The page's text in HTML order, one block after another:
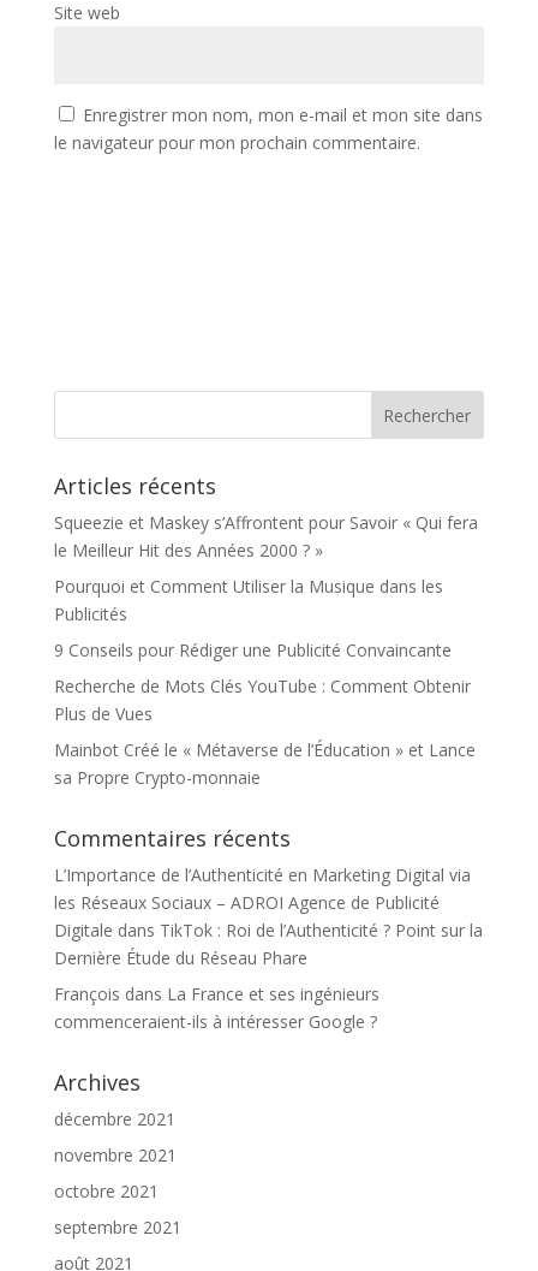
Site web
Enregistrer mon nom, mon e-mail et mon site dans
le navigateur pour mon prochain commentaire.
Articles récents
Squeezie et Maskey s’Affrontent pour Savoir « Qui fera
le Meilleur Hit des Années 2000 ? »
Pourquoi et Comment Utiliser la Musique dans les
Publicités
9 Conseils pour Rédiger une Publicité Convaincante
Recherche de Mots Clés YouTube : Comment Obtenir
Plus de Vues
Mainbot Créé le « Métaverse de l’Éducation » et Lance
sa Propre Crypto-monnaie
Commentaires récents
L’Importance de l’Authenticité en Marketing Digital via
les Réseaux Sociaux – ADROI Agence de Publicité
Digitale dans TikTok : Roi de l’Authenticité ? Point sur la
Dernière Étude du Réseau Phare
François dans La France et ses ingénieurs
commenceraient-ils à intéresser Google ?
Archives
décembre 2021
novembre 2021
octobre 2021
septembre 2021
août 2021